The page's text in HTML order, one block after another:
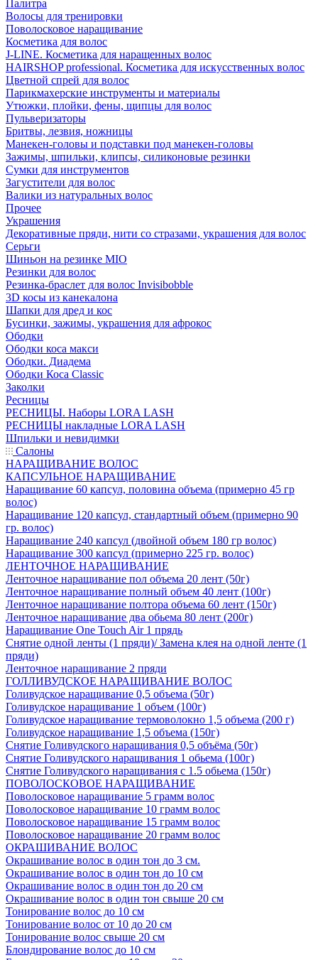
Палитра
Волосы для тренировки
Поволосковое наращивание
Косметика для волос
J-LINE. Косметика для наращенных волос
HAIRSHOP professional. Косметика для искусственных волос
Цветной спрей для волос
Парикмахерские инструменты и материалы
Утюжки, плойки, фены, щипцы для волос
Пульверизаторы
Бритвы, лезвия, ножницы
Манекен-головы и подставки под манекен-головы
Зажимы, шпильки, клипсы, силиконовые резинки
Сумки для инструментов
Загустители для волос
Валики из натуральных волос
Прочее
Украшения
Декоративные пряди, нити со стразами, украшения для волос
Серьги
Шиньон на резинке MIO
Резинки для волос
Резинка-браслет для волос Invisibobble
3D косы из канекалона
Шапки для дред и кос
Бусинки, зажимы, украшения для афрокос
Ободки
Ободки коса макси
Ободки. Диадема
Ободки Коса Classic
Заколки
Ресницы
РЕСНИЦЫ. Наборы LORA LASH
РЕСНИЦЫ накладные LORA LASH
Шпильки и невидимки
Салоны
НАРАЩИВАНИЕ ВОЛОС
КАПСУЛЬНОЕ НАРАЩИВАНИЕ
Наращивание 60 капсул, половина объема (примерно 45 гр
волос)
Наращивание 120 капсул, стандартный объем (примерно 90
гр. волос)
Наращивание 240 капсул (двойной объем 180 гр волос)
Наращивание 300 капсул (примерно 225 гр. волос)
ЛЕНТОЧНОЕ НАРАЩИВАНИЕ
Ленточное наращивание пол объема 20 лент (50г)
Ленточное наращивание полный объем 40 лент (100г)
Ленточное наращивание полтора объема 60 лент (150г)
Ленточное наращивание два обьема 80 лент (200г)
Наращивание One Touch Air 1 прядь
Снятие одной ленты (1 пряди)/ Замена клея на одной ленте (1
пряди)
Ленточное наращивание 2 пряди
ГОЛЛИВУДСКОЕ НАРАЩИВАНИЕ ВОЛОС
Голивудское наращивание 0,5 объема (50г)
Голивудское наращивание 1 объем (100г)
Голивудское наращивание термоволокно 1,5 объема (200 г)
Голивудское наращивание 1,5 объема (150г)
Снятие Голивудского наращивания 0,5 объёма (50г)
Снятие Голивудского наращивания 1 обьема (100г)
Снятие Голивудского наращивания с 1.5 обьема (150г)
ПОВОЛОСКОВОЕ НАРАЩИВАНИЕ
Поволосковое наращивание 5 грамм волос
Поволосковое наращивание 10 грамм волос
Поволосковое наращивание 15 грамм волос
Поволосковое наращивание 20 грамм волос
ОКРАШИВАНИЕ ВОЛОС
Окрашивание волос в один тон до 3 см.
Окрашивание волос в один тон до 10 см
Окрашивание волос в один тон до 20 см
Окрашивание волос в один тон свыше 20 см
Тонирование волос до 10 см
Тонирование волос от 10 до 20 см
Тонирование волос свыше 20 см
Блондирование волос до 10 см